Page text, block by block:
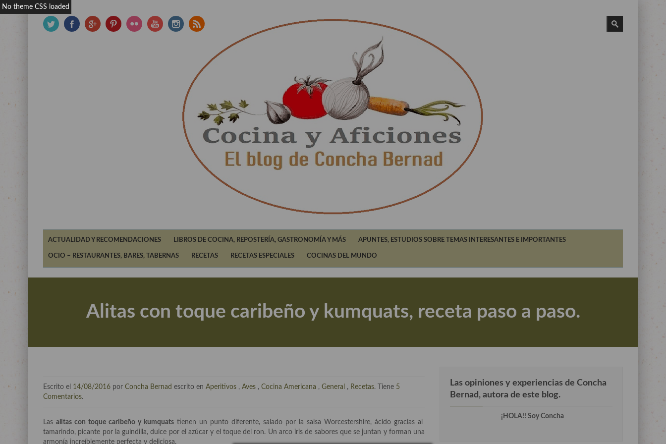
ACTUALIDAD Y RECOMENDACIONES LIBROS DE COCINA, REPOSTERÍA, GASTRONOMÍA Y MÁS APUNTES, ESTUDIOS SOBRE TEMAS INTERESANTES E IMPORTANTES
OCIO – RESTAURANTES, BARES, TABERNAS RECETAS RECETAS ESPECIALES COCINAS DEL MUNDO
Alitas con toque caribeño y kumquats, receta paso a paso.
Escrito el 14/08/2016 por Concha Bernad escrito en Aperitivos , Aves , Cocina Americana , General , Recetas. Tiene 5
Comentarios.
Las alitas con toque caribeño y kumquats tienen un punto diferente, salado por la salsa Worcestershire, ácido gracias al
tamarindo, picante por la guindilla, dulce por el azúcar y el toque del ron. Un arco iris de sabores que se juntan y forman una
armonía increíblemente perfecta y deliciosa.
Las opiniones y experiencias de Concha
Bernad, autora de este blog.
¡HOLA!! Soy Concha
No theme CSS loaded